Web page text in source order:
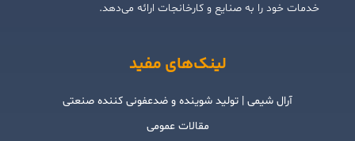
خدمات خود را به صنایع و کارخانجات ارائه می‌دهد.
لینک‌های مفید
آرال شیمی | تولید شوینده و ضدعفونی کننده صنعتی
مقالات عمومی